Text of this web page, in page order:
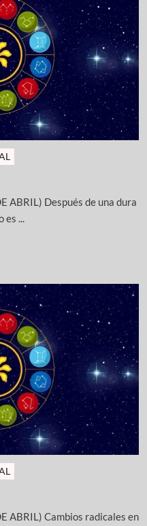
ABRIL) Después de una dura
es ...
ABRIL) Cambios radicales en